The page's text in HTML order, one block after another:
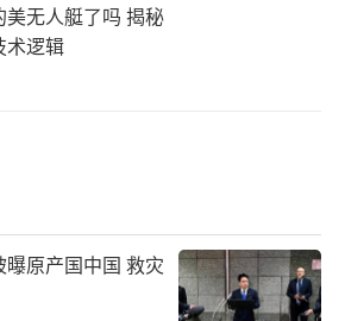
度日趋谨慎。
？特朗普做不了普京的主
斯手握主动权，并未急于停
诩调停人选，但他既不能左
为乌克兰“买单”。
无人艇了吗 揭秘
术逻辑
原产国中国 救灾